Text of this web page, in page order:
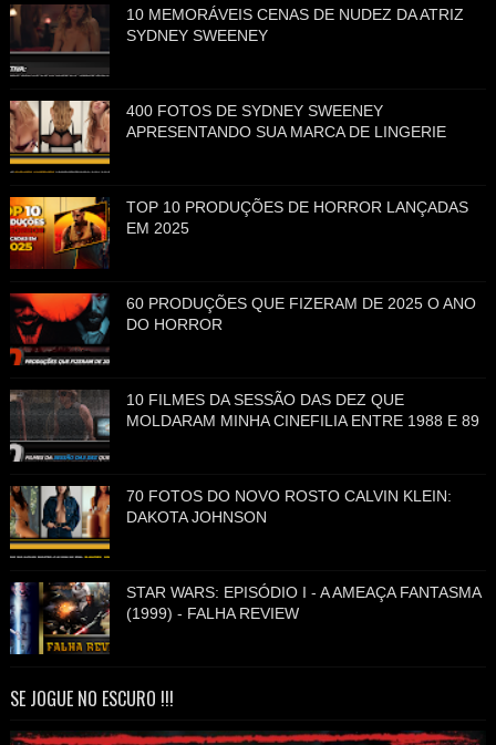
10 MEMORÁVEIS CENAS DE NUDEZ DA ATRIZ
SYDNEY SWEENEY
400 FOTOS DE SYDNEY SWEENEY
APRESENTANDO SUA MARCA DE LINGERIE
TOP 10 PRODUÇÕES DE HORROR LANÇADAS
EM 2025
60 PRODUÇÕES QUE FIZERAM DE 2025 O ANO
DO HORROR
10 FILMES DA SESSÃO DAS DEZ QUE
MOLDARAM MINHA CINEFILIA ENTRE 1988 E 89
70 FOTOS DO NOVO ROSTO CALVIN KLEIN:
DAKOTA JOHNSON
STAR WARS: EPISÓDIO I - A AMEAÇA FANTASMA
(1999) - FALHA REVIEW
SE JOGUE NO ESCURO !!!